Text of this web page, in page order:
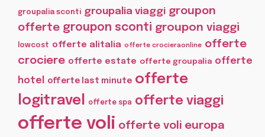
groupalia sconti groupalia viaggi groupon
offerte groupon sconti groupon viaggi
lowcost offerte alitalia offerte crocieraonline offerte
crociere offerte estate offerte groupalia offerte
hotel
offerte last minute offerte
logitravel
offerte spa offerte viaggi
offerte voli offerte voli europa